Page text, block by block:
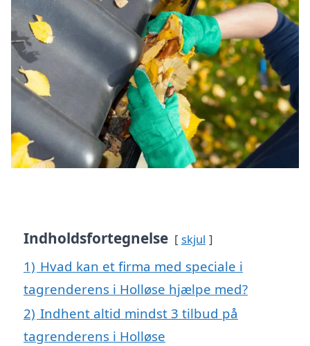
Indholdsfortegnelse skjul
1) Hvad kan et firma med speciale i
tagrenderens i Holløse hjælpe med?
2) Indhent altid mindst 3 tilbud på
tagrenderens i Holløse